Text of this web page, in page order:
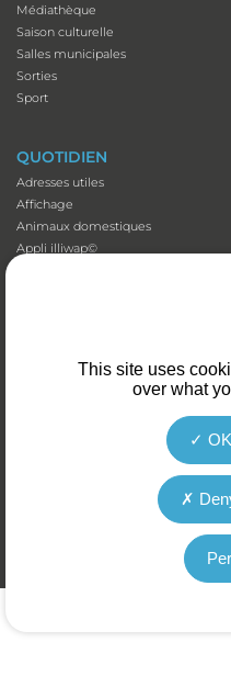
Médiathèque
Saison culturelle
Salles municipales
Sorties
Sport
QUOTIDIEN
Adresses utiles
Affichage
Animaux domestiques
Appli illiwap©
Santé et prévention
LES SERVICES DE LA
PERSONNES
Politique de
Plan du site
This site uses
over what